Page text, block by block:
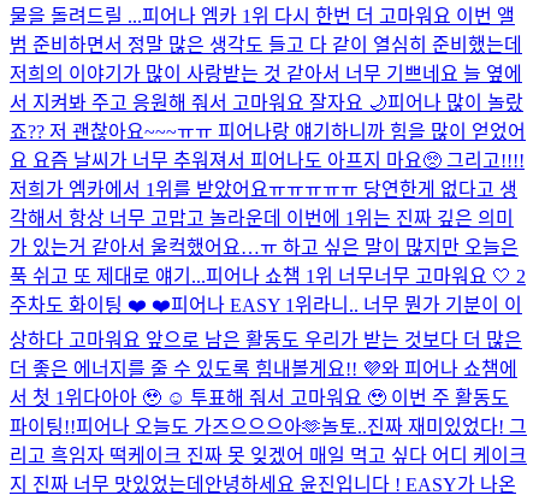
물을 돌려드릴 ...피어나 엠카 1위 다시 한번 더 고마워요 이번 앨
범 준비하면서 정말 많은 생각도 들고 다 같이 열심히 준비했는데
저희의 이야기가 많이 사랑받는 것 같아서 너무 기쁘네요 늘 옆에
서 지켜봐 주고 응원해 줘서 고마워요 잘자요 🌙피어나 많이 놀랐
죠?? 저 괜찮아요~~~ㅠㅠ 피어나랑 얘기하니까 힘을 많이 얻었어
요 요즘 날씨가 너무 추워져서 피어나도 아프지 마요🥺 그리고!!!!
저희가 엠카에서 1위를 받았어요ㅠㅠㅠㅠㅠ 당연한게 없다고 생
각해서 항상 너무 고맙고 놀라운데 이번에 1위는 진짜 깊은 의미
가 있는거 같아서 울컥했어요…ㅠ 하고 싶은 말이 많지만 오늘은
푹 쉬고 또 제대로 얘기...피어나 쇼챔 1위 너무너무 고마워요 🤍 2
주차도 화이팅 ❤️ ❤️피어나 EASY 1위라니.. 너무 뭔가 기분이 이
상하다 고마워요 앞으로 남은 활동도 우리가 받는 것보다 더 많은
더 좋은 에너지를 줄 수 있도록 힘내볼게요!! 💜와 피어나 쇼챔에
서 첫 1위다아아 🥹 ☺️ 투표해 줘서 고마워요 🥹 이번 주 활동도
파이팅!!피어나 오늘도 가즈으으으아🫶놀토..진짜 재미있었다! 그
리고 흑임자 떡케이크 진짜 못 잊겠어 매일 먹고 싶다 어디 케이크
지 진짜 너무 맛있었는데 안녕하세요 윤진입니다 ! EASY가 나온